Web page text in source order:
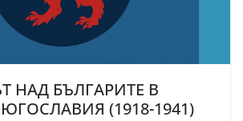
НАД БЪЛГАРИТЕ В
(1918-1941)